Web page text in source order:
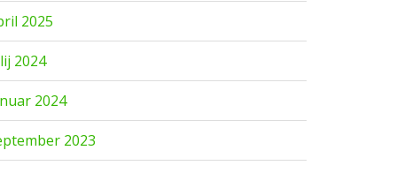
2025
2024
2024
2023